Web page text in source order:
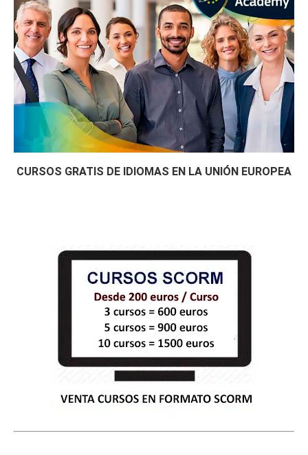
CURSOS GRATIS DE IDIOMAS EN LA UNIÓN EUROPEA